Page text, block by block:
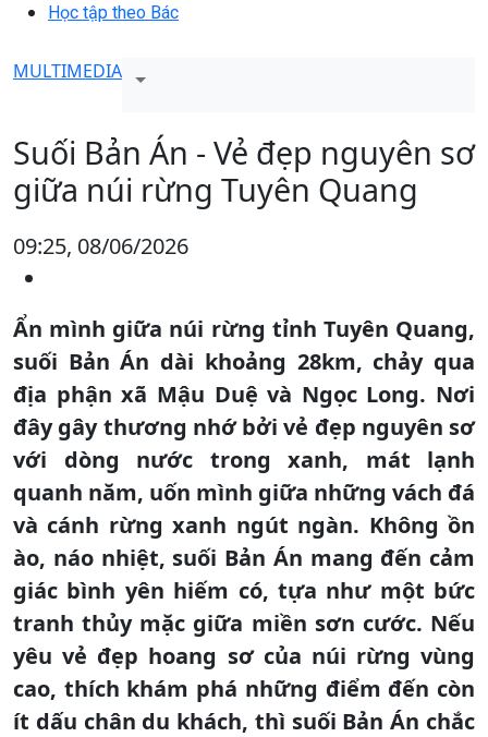
Học tập theo Bác
MULTIMEDIA
Suối Bản Án - Vẻ đẹp nguyên sơ
giữa núi rừng Tuyên Quang
09:25, 08/06/2026
Ẩn mình giữa núi rừng tỉnh Tuyên Quang,
suối Bản Án dài khoảng 28km, chảy qua
địa phận xã Mậu Duệ và Ngọc Long. Nơi
đây gây thương nhớ bởi vẻ đẹp nguyên sơ
với dòng nước trong xanh, mát lạnh
quanh năm, uốn mình giữa những vách đá
và cánh rừng xanh ngút ngàn. Không ồn
ào, náo nhiệt, suối Bản Án mang đến cảm
giác bình yên hiếm có, tựa như một bức
tranh thủy mặc giữa miền sơn cước. Nếu
yêu vẻ đẹp hoang sơ của núi rừng vùng
cao, thích khám phá những điểm đến còn
ít dấu chân du khách, thì suối Bản Án chắc